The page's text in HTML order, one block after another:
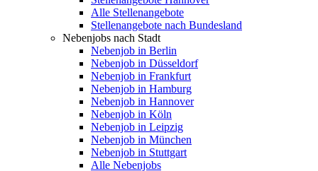
Alle Stellenangebote
Stellenangebote nach Bundesland
Nebenjobs nach Stadt
Nebenjob in Berlin
Nebenjob in Düsseldorf
Nebenjob in Frankfurt
Nebenjob in Hamburg
Nebenjob in Hannover
Nebenjob in Köln
Nebenjob in Leipzig
Nebenjob in München
Nebenjob in Stuttgart
Alle Nebenjobs